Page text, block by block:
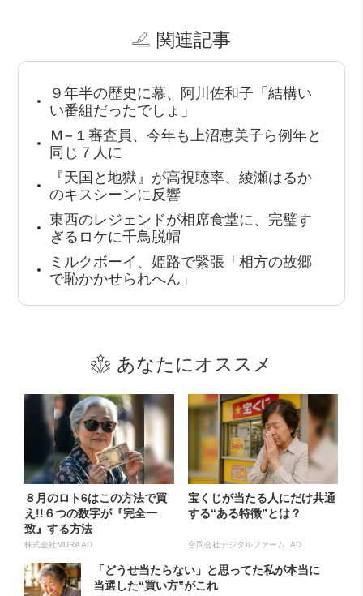
関連記事
９年半の歴史に幕、阿川佐和子「結構い
い番組だったでしょ」
Ｍ−１審査員、今年も上沼恵美子ら例年と
同じ７人に
『天国と地獄』が高視聴率、綾瀬はるか
のキスシーンに反響
東西のレジェンドが相席食堂に、完璧す
ぎるロケに千鳥脱帽
ミルクボーイ、姫路で緊張「相方の故郷
で恥かかせられへん」
あなたにオススメ
８月のロト6はこの方法で買
え!!６つの数字が『完全一
致』する方法
株式会社MURA AD
宝くじが当たる人にだけ共通
する“ある特徴”とは？
合同会社デジタルファーム AD
「どうせ当たらない」と思ってた私が本当に
当選した“買い方”がこれ